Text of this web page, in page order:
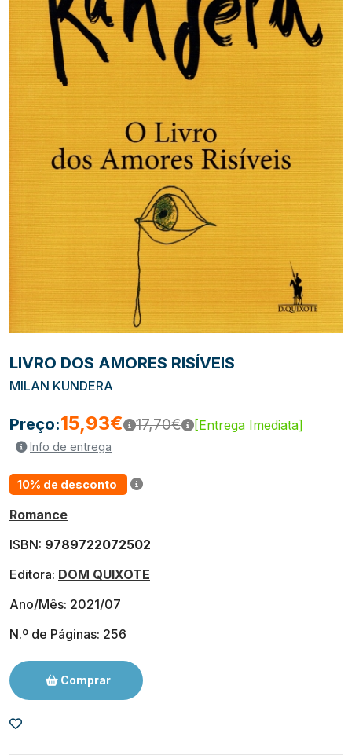
LIVRO DOS AMORES RISÍVEIS
MILAN KUNDERA
Preço:15,93€ 17,70€ [Entrega Imediata]
Info de entrega
10% de desconto
Romance
ISBN: 9789722072502
Editora: DOM QUIXOTE
Ano/Mês: 2021/07
N.º de Páginas: 256
Comprar